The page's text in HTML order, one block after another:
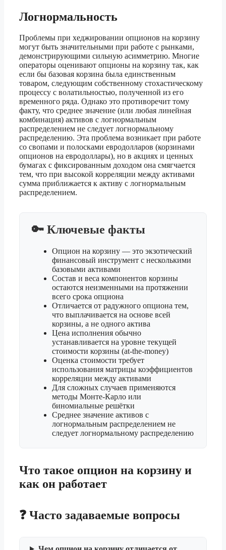
Логнормальность
Проблемы при хеджировании опционов на корзину
могут быть значительными при работе с рынками,
демонстрирующими сильную асимметрию. Многие
операторы оценивают опционы на корзину так, как
если бы базовая корзина была единственным
товаром, следующим собственному стохастическому
процессу с волатильностью, полученной из его
временного ряда. Однако это противоречит тому
факту, что среднее значение (или любая линейная
комбинация) активов с логнормальным
распределением не следует логнормальному
распределению. Эта проблема возникает при работе
со свопами и полосками евродолларов (корзинами
опционов на евродоллары), но в акциях и ценных
бумагах с фиксированным доходом она смягчается
тем, что при высокой корреляции между активами
сумма приближается к активу с логнормальным
распределением.
🔑 Ключевые факты
Опцион на корзину — это экзотический
финансовый инструмент с несколькими
базовыми активами
Состав и веса компонентов корзины
остаются неизменными на протяжении
всего срока опциона
Отличается от радужного опциона тем,
что выплачивается на основе всей
корзины, а не одного актива
Цена исполнения обычно
устанавливается на уровне текущей
стоимости корзины (at-the-money)
Оценка стоимости требует
использования матрицы коэффициентов
корреляции между активами
Для сложных случаев применяются
методы Монте-Карло или
биномиальные решётки
Среднее значение активов с
логнормальным распределением не
следует логнормальному распределению
Что такое опцион на корзину и
как он работает
❓ Часто задаваемые вопросы